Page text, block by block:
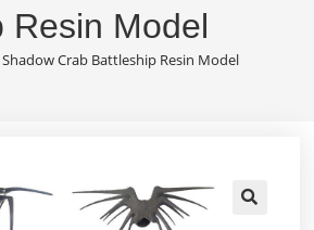
Resin Model
Crab Battleship Resin Model